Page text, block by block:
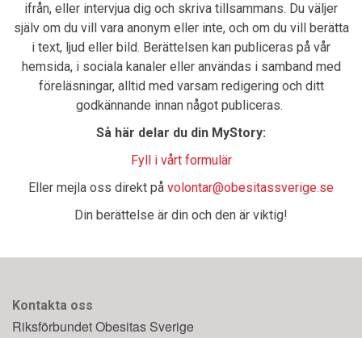
ifrån, eller intervjua dig och skriva tillsammans. Du väljer
själv om du vill vara anonym eller inte, och om du vill berätta
i text, ljud eller bild. Berättelsen kan publiceras på vår
hemsida, i sociala kanaler eller användas i samband med
föreläsningar, alltid med varsam redigering och ditt
godkännande innan något publiceras.
Så här delar du din MyStory:
Fyll i vårt formulär
Eller mejla oss direkt på volontar@obesitassverige.se
Din berättelse är din och den är viktig!
Kontakta oss
Riksförbundet Obesitas Sverige